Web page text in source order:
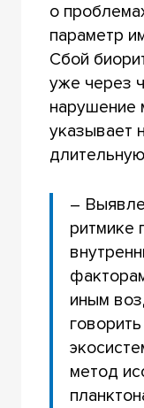
о
параметр
Сбой
уже через
нарушение
указывает
–
ритмике
иным
метод